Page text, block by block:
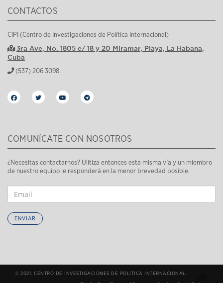
CONTACTOS
CIPI (Centro de Investigaciones de Política Internacional)
3ra Ave, No. 1805 e/ 18 y 20 Miramar, Playa, La Habana,
Cuba
(537) 206 3098
COMUNÍCATE CON NOSOTROS
¿Necesitas contactarnos? Ulitiza entonces esta misma vía y un miembro
de nuestro equipo le responderá en la menor brevedad posible.
ENVIAR
© 2021. CENTRO DE INVESTIGACIONES DE POLÍTICA INTERNACIONAL.